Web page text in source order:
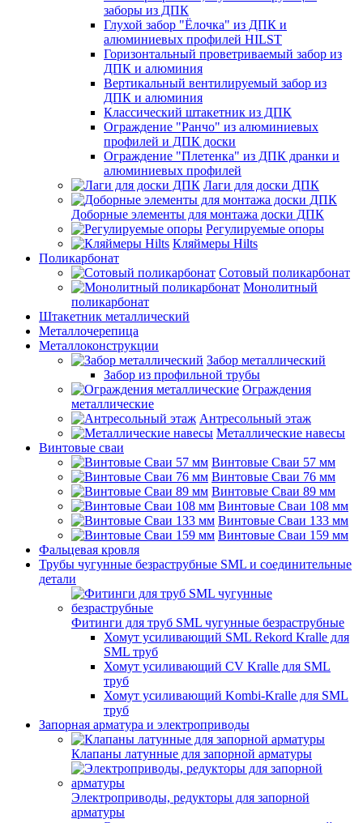
заборы из ДПК
Глухой забор "Ёлочка" из ДПК и
алюминиевых профилей HILST
Горизонтальный проветриваемый забор из
ДПК и алюминия
Вертикальный вентилируемый забор из
ДПК и алюминия
Классический штакетник из ДПК
Ограждение "Ранчо" из алюминиевых
профилей и ДПК доски
Ограждение "Плетенка" из ДПК дранки и
алюминиевых профилей
Лаги для доски ДПК
Доборные элементы для монтажа доски ДПК
Регулируемые опоры
Кляймеры Hilts
Поликарбонат
Сотовый поликарбонат
Монолитный
поликарбонат
Штакетник металлический
Металлочерепица
Металлоконструкции
Забор металлический
Забор из профильной трубы
Ограждения
металлические
Антресольный этаж
Металлические навесы
Винтовые сваи
Винтовые Сваи 57 мм
Винтовые Сваи 76 мм
Винтовые Сваи 89 мм
Винтовые Сваи 108 мм
Винтовые Сваи 133 мм
Винтовые Сваи 159 мм
Фальцевая кровля
Трубы чугунные безраструбные SML и соединительные
детали
Фитинги для труб SML чугунные безраструбные
Хомут усиливающий SML Rekord Kralle для
SML труб
Хомут усиливающий CV Kralle для SML
труб
Хомут усиливающий Kombi-Kralle для SML
труб
Запорная арматура и электроприводы
Клапаны латунные для запорной арматуры
Электроприводы, редукторы для запорной
арматуры